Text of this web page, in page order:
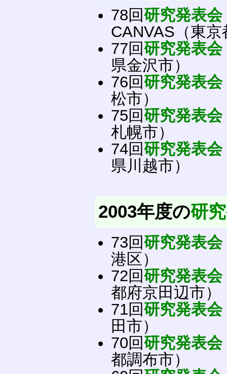
78回研究発表会
CANVAS（東
77回研究発表会
県金沢市）
76回研究発表会
松市）
75回研究発表会
札幌市）
74回研究発表会
県川越市）
2003年度の研
73回研究発表会
港区）
72回研究発表会
都府京田辺市）
71回研究発表会
田市）
70回研究発表会
都調布市）